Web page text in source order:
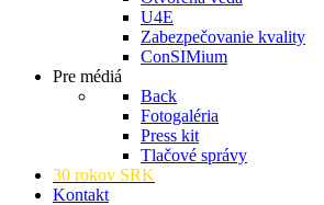
U4E
Zabezpečovanie kvality
ConSIMium
Pre médiá
Back
Fotogaléria
Press kit
Tlačové správy
30 rokov SRK
Kontakt